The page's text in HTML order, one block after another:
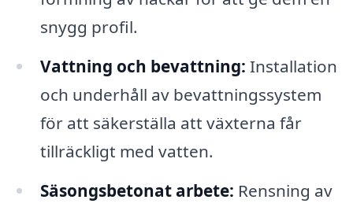
snygg profil.
Vattning och bevattning: Installation
och underhåll av bevattningssystem
för att säkerställa att växterna får
tillräckligt med vatten.
Säsongsbetonat arbete: Rensning av